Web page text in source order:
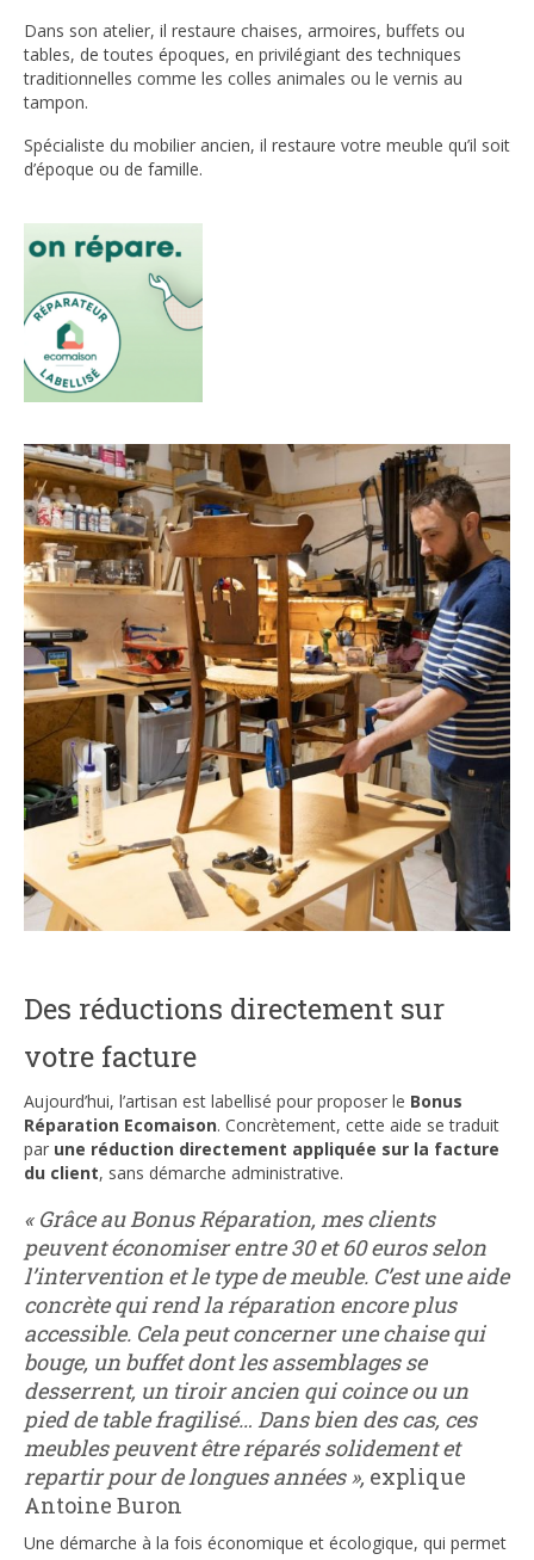
Dans son atelier, il restaure chaises, armoires, buffets ou
tables, de toutes époques, en privilégiant des techniques
traditionnelles comme les colles animales ou le vernis au
tampon.
Spécialiste du mobilier ancien, il restaure votre meuble qu’il soit
d’époque ou de famille.
Des réductions directement sur
votre facture
Aujourd’hui, l’artisan est labellisé pour proposer le Bonus
Réparation Ecomaison. Concrètement, cette aide se traduit
par une réduction directement appliquée sur la facture
du client, sans démarche administrative.
« Grâce au Bonus Réparation, mes clients
peuvent économiser entre 30 et 60 euros selon
l’intervention et le type de meuble. C’est une aide
concrète qui rend la réparation encore plus
accessible. Cela peut concerner une chaise qui
bouge, un buffet dont les assemblages se
desserrent, un tiroir ancien qui coince ou un
pied de table fragilisé… Dans bien des cas, ces
meubles peuvent être réparés solidement et
repartir pour de longues années », explique
Antoine Buron
Une démarche à la fois économique et écologique, qui permet